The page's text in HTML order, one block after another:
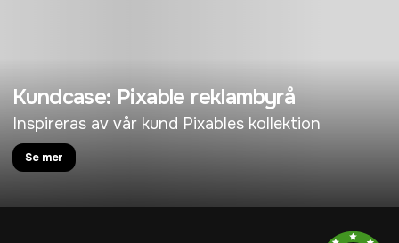
Kundcase: Pixable reklambyrå
Inspireras av vår kund Pixables kollektion
Se mer